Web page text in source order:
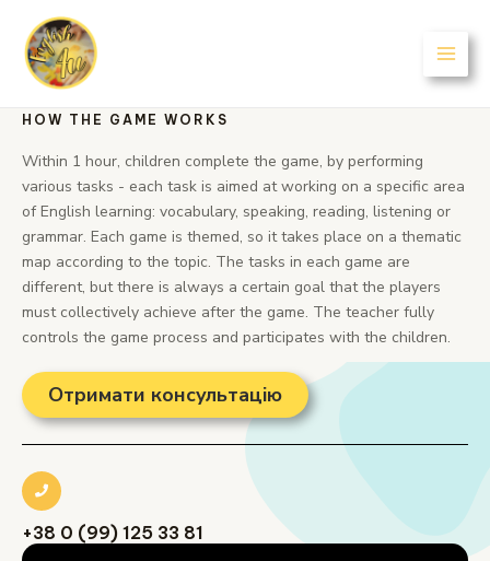
HOW THE GAME WORKS
Within 1 hour, children complete the game, by performing
various tasks - each task is aimed at working on a specific area
of English learning: vocabulary, speaking, reading, listening or
grammar. Each game is themed, so it takes place on a thematic
map according to the topic. The tasks in each game are
different, but there is always a certain goal that the players
must collectively achieve after the game. The teacher fully
controls the game process and participates with the children.
Отримати консультацію
+38 0 (99) 125 33 81